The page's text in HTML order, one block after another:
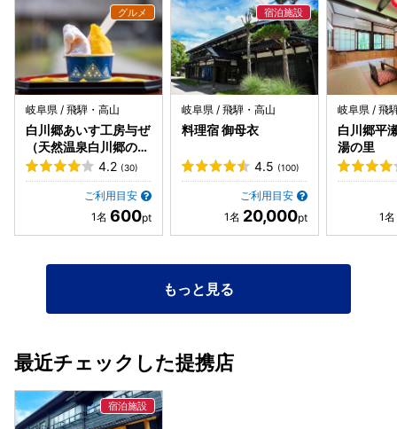
ンプーやコンディショナー、ボディソープは配置されてま
す。 ポカポカに温まって心地よい気持ちで外に出ると、エン
トランス前に大きな慰霊碑があることに気付きました。 近づ
いて碑文に目をやると、平成16年、この白川郷の湯の女将さ
んとその家族の5人が交通事故で亡くなったこと、そして、
この事故の無念さと悔しさが綴られてました。とても気の毒
なことだと感じました。
岐阜県 / 飛騨・高山
白川郷あいす工房与ぜ
（天然温泉白川郷の湯
内）
4.2 (30)
ご利用目安
600
岐阜県 / 飛騨・高山
料理宿 御母衣
4.5 (100)
ご利用目安
20,000
岐阜県 / 飛
白川郷平
湯の里
もっと見る
最近チェックした提携店